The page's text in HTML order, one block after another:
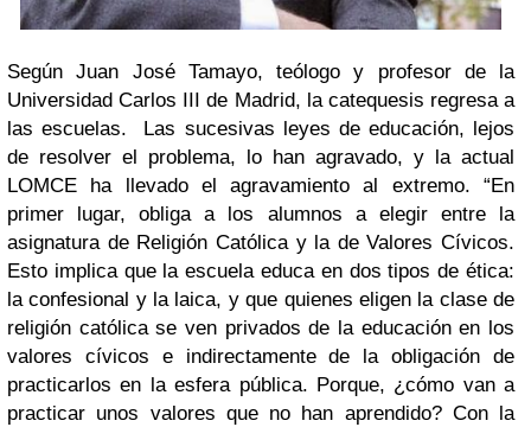
Según Juan José Tamayo, teólogo y profesor de la
Universidad Carlos III de Madrid, la catequesis regresa a
las escuelas. Las sucesivas leyes de educación, lejos
de resolver el problema, lo han agravado, y la actual
LOMCE ha llevado el agravamiento al extremo. “En
primer lugar, obliga a los alumnos a elegir entre la
asignatura de Religión Católica y la de Valores Cívicos.
Esto implica que la escuela educa en dos tipos de ética:
la confesional y la laica, y que quienes eligen la clase de
religión católica se ven privados de la educación en los
valores cívicos e indirectamente de la obligación de
practicarlos en la esfera pública. Porque, ¿cómo van a
practicar unos valores que no han aprendido? Con la